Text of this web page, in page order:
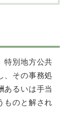
特別地方公共
、その事務処
あるいは手当
ものと解され